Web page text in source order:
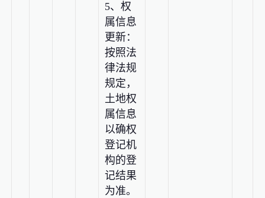
5、权
属信息
更新：
按照法
律法规
规定，
土地权
属信息
以确权
登记机
构的登
记结果
为准。